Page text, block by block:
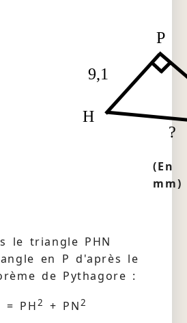
P
H
9,1
?
(En
mm)
le triangle PHN
en P d'après le
de Pythagore :
= PH 2 + PN 2